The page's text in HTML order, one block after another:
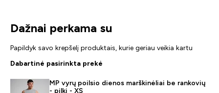
Dažnai perkama su
Papildyk savo krepšelį produktais, kurie geriau veikia kartu
Dabartinė pasirinkta prekė
MP vyrų poilsio dienos marškinėliai be rankovių
- pilki - XS